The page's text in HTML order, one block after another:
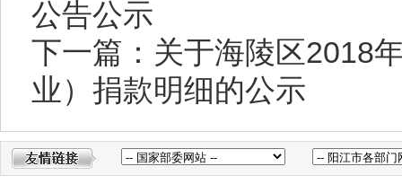
公告公示
下一篇：关于海陵区2018
业）捐款明细的公示